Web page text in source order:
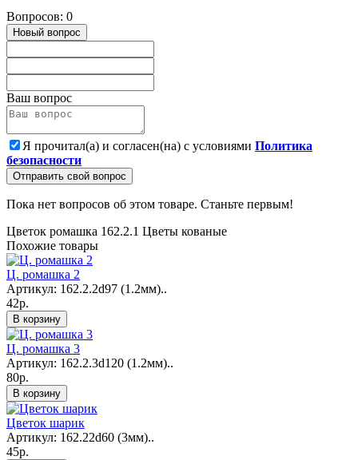
Вопросов: 0
Новый вопрос
Ваш вопрос
Я прочитал(а) и согласен(на) с условиями Политика
безопасности
Отправить свой вопрос
Пока нет вопросов об этом товаре. Станьте первым!
Цветок ромашка 162.2.1 Цветы кованые
Похожие товары
Ц. ромашка 2
Артикул: 162.2.2d97 (1.2мм)..
42р.
В корзину
Ц. ромашка 3
Артикул: 162.2.3d120 (1.2мм)..
80р.
В корзину
Цветок шарик
Артикул: 162.22d60 (3мм)..
45р.